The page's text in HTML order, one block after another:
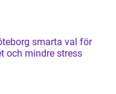
val för
och mindre stress